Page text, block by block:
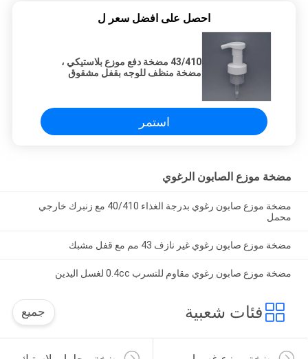
احصل على افضل سعر ل
43/410 مضخة دفع موزع بلاستيكي ،
مضخة منظف للوجه بقفل مشقوق
استمر
مضخة موزع الصابون الرغوي
مضخة موزع صابون رغوي بدرجة الغذاء 40/410 مع زنبرك خارجي
محمل
مضخة موزع صابون رغوي غير نازف 43 مم مع قفل مشبك
مضخة موزع صابون رغوي مقاوم للتسرب 0.4cc لغسل اليدين
فئات شعبية جميع